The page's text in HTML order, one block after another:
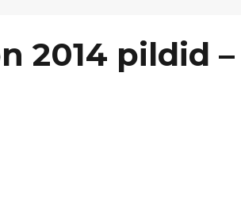
2014 pildid –